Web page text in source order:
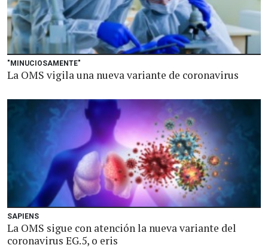
"MINUCIOSAMENTE"
La OMS vigila una nueva variante de coronavirus
SAPIENS
La OMS sigue con atención la nueva variante del
coronavirus EG.5, o eris